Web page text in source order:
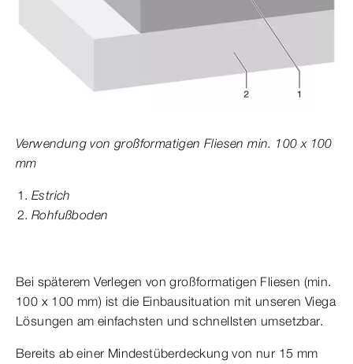
Verwendung von großformatigen Fliesen min. 100 x 100
mm
Estrich
Rohfußboden
Bei späterem Verlegen von großformatigen Fliesen (min.
100 x 100 mm) ist die Einbausituation mit unseren Viega
Lösungen am einfachsten und schnellsten umsetzbar.
Bereits ab einer Mindestüberdeckung von nur 15 mm